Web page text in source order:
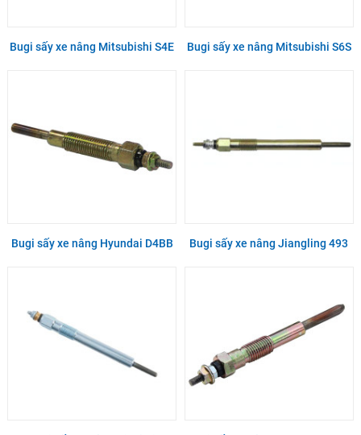
Bugi sấy xe nâng Mitsubishi S4E Bugi sấy xe nâng Mitsubishi S6S
Bugi sấy xe nâng Hyundai D4BB Bugi sấy xe nâng Jiangling 493